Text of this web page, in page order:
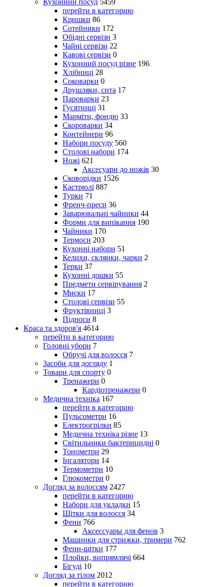
Кухонний посуд 5459
перейти в категорию
Кришки 86
Сотейники 172
Обідні сервізи 3
Чайні сервізи 22
Кавові сервізи 0
Кухонний посуд різне 196
Хлібниці 28
Соковарки 0
Друшляки, сита 17
Пароварки 23
Гусятниці 31
Марміти, фондю 33
Скороварки 34
Контейнери 96
Набори посуду 560
Столові набори 174
Ножі 621
Аксесуари до ножів 30
Сковорідки 1526
Кастрюлі 887
Турки 71
Френч-преси 36
Заварювальні чайники 44
Форми для випікання 190
Чайники 170
Термоси 203
Кухонні набори 51
Келихи, склянки, чарки 2
Терки 37
Кухонні дошки 55
Предмети сервірування 2
Миски 17
Столові сервізи 55
Фруктівниці 3
Підноси 8
Краса та здоров'я 4614
перейти в категорию
Головні убори 7
Обручі для волосся 7
Засоби для догляду 1
Товари для спорту 0
Тренажери 0
Кардіотренажери 0
Медична техніка 167
перейти в категорию
Пульсометри 16
Електрогрілки 85
Медична техніка різне 13
Світильники бактерицидні 0
Тонометри 29
Інгалятори 14
Термометри 10
Глюкометри 0
Догляд за волоссям 2427
перейти в категорию
Набори для укладки 15
Щітки для волосся 34
Фени 766
Аксессуары для фенов 3
Машинки для стрижки, тримери 762
Фени-щітки 177
Плойки, випрямлячі 664
Бігуді 10
Догляд за тілом 2012
перейти в категорию